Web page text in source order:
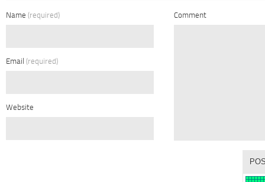
Name (required)
Email (required)
Website
Comment